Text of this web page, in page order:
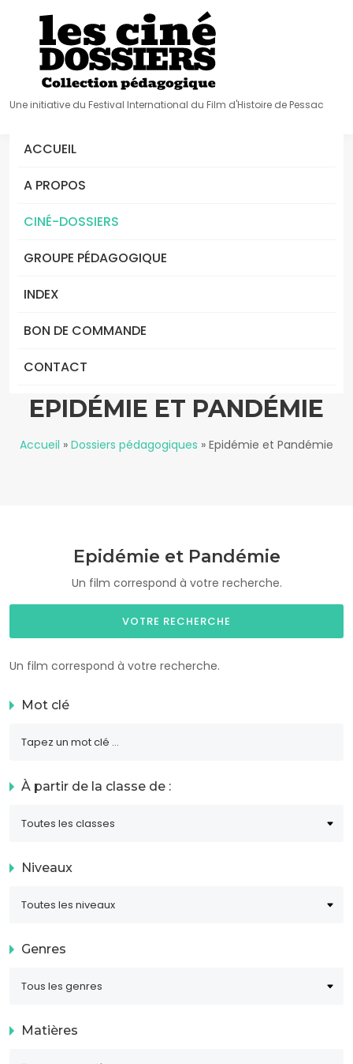
Une initiative du Festival International du Film d'Histoire de Pessac
ACCUEIL
A PROPOS
CINÉ-DOSSIERS
GROUPE PÉDAGOGIQUE
INDEX
BON DE COMMANDE
CONTACT
EPIDÉMIE ET PANDÉMIE
Accueil » Dossiers pédagogiques » Epidémie et Pandémie
Epidémie et Pandémie
Un film correspond à votre recherche.
VOTRE RECHERCHE
Un film correspond à votre recherche.
Mot clé
À partir de la classe de :
Niveaux
Genres
Matières